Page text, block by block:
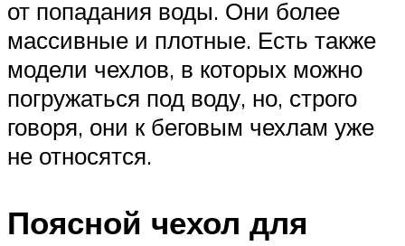
от попадания воды. Они более
массивные и плотные. Есть также
модели чехлов, в которых можно
погружаться под воду, но, строго
говоря, они к беговым чехлам уже
не относятся.
Поясной чехол для